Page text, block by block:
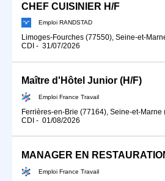
CHEF CUISINIER H/F
Emploi RANDSTAD
Limoges-Fourches (77550), Seine-et-
CDI - 31/07/2026
Maître d'Hôtel Junior (H/F)
Emploi France Travail
Ferrières-en-Brie (77164), Seine-et-Marne
CDI - 01/08/2026
MANAGER EN
Emploi France Travail